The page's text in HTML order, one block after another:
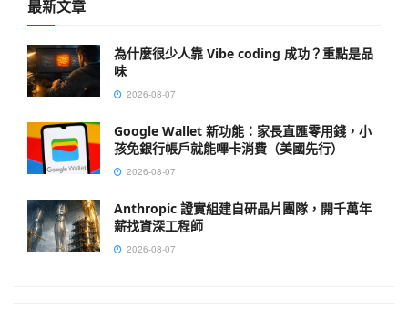
最新文章
為什麼很少人靠 Vibe coding 成功？重點是品
味
2026-08-07
Google Wallet 新功能：家長直匯零用錢，小
孩免銀行帳戶就能嗶卡消費（美國先行）
2026-08-07
Anthropic 證實組建自研晶片團隊，開千萬年
薪找資深工程師
2026-08-07